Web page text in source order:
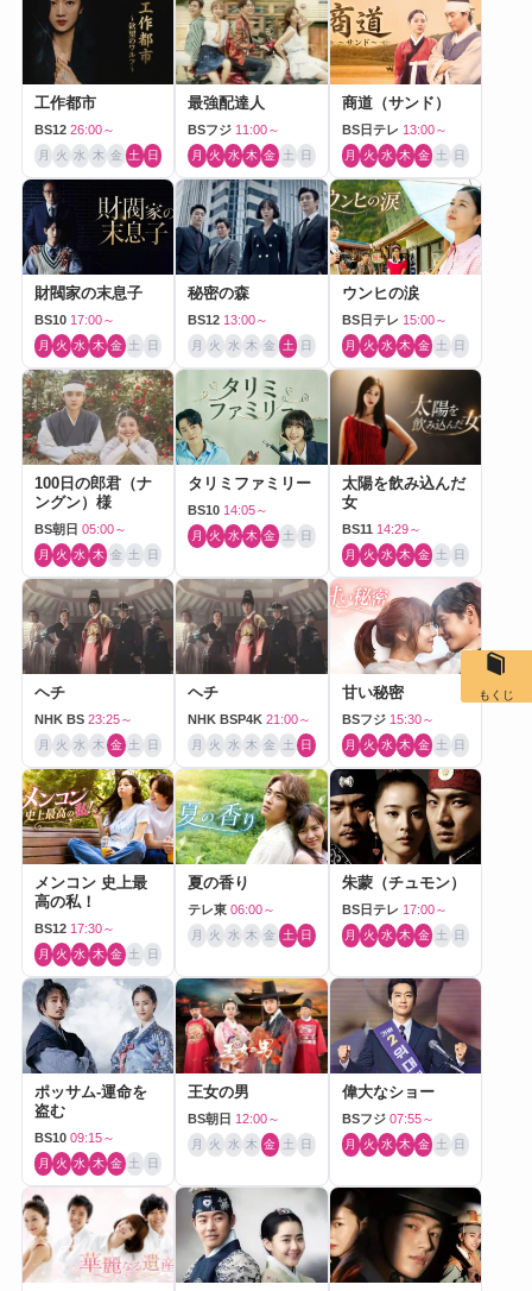
工作都市
BS12 26:00～
月 火 水 木 金 土 日
最強配達人
BSフジ 11:00～
月 火 水 木 金 土 日
商道（サンド）
BS日テレ 13:00～
月 火 水 木 金 土 日
財閥家の末息子
BS10 17:00～
月 火 水 木 金 土 日
秘密の森
BS12 13:00～
月 火 水 木 金 土 日
ウンヒの涙
BS日テレ 15:00～
月 火 水 木 金 土 日
100日の郎君（ナ
ングン）様
BS朝日 05:00～
月 火 水 木 金 土 日
タリミファミリー
BS10 14:05～
月 火 水 木 金 土 日
太陽を飲み込んだ
女
BS11 14:29～
月 火 水 木 金 土 日
ヘチ
NHK BS 23:25～
月 火 水 木 金 土 日
ヘチ
NHK BSP4K 21:00～
月 火 水 木 金 土 日
甘い秘密
BSフジ 15:30～
月 火 水 木 金 土 日
メンコン 史上最
高の私！
BS12 17:30～
月 火 水 木 金 土 日
夏の香り
テレ東 06:00～
月 火 水 木 金 土 日
朱蒙（チュモン）
BS日テレ 17:00～
月 火 水 木 金 土 日
ポッサム-運命を
盗む
BS10 09:15～
月 火 水 木 金 土 日
王女の男
BS朝日 12:00～
月 火 水 木 金 土 日
偉大なショー
BSフジ 07:55～
月 火 水 木 金 土 日
もくじ